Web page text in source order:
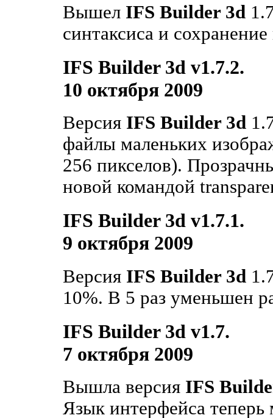
Вышел IFS Builder 3d
синтаксиса и
IFS Builder 3d v1.7.2.
10 октября 2009
Версия IFS Builder 3d
файлы маленьких
256 пикселов).
новой командой
IFS Builder 3d v1.7.1.
9 октября 2009
Версия IFS Builder 3d
10%. В 5 раз уменьшен
IFS Builder 3d v1.7.
7 октября 2009
Вышла версия IFS
Язык интерфейса